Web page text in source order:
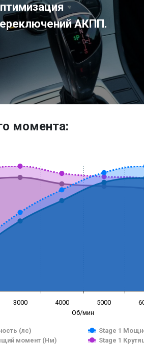
АКПП.
момента:
Об/мин
(лс)
Stage 1
момент (Нм)
Stage 1
3000 4000 5000